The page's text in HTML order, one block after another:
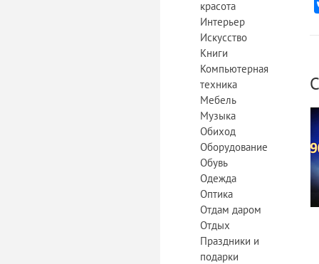
красота
Интерьер
Искусство
Книги
Компьютерная
техника
Мебель
Музыка
Обиход
Оборудование
Обувь
Одежда
Оптика
Отдам даром
Отдых
Праздники и
подарки